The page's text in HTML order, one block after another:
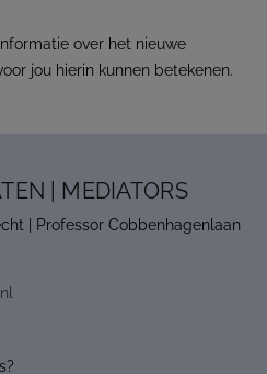
over het nieuwe
jou hierin kunnen betekenen.
| MEDIATORS
| Professor Cobbenhagenlaan